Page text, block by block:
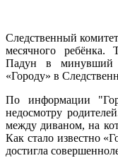
Следственный
месячного ребёнка.
Падун в минувший
«Городу» в
По информации
недосмотру
между диваном, на
Как стало известно
достигла